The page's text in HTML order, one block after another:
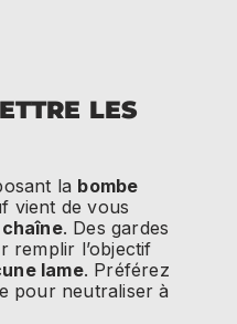
LES
la bombe
vient de vous
. Des gardes
remplir l’objectif
lame. Préférez
pour neutraliser à